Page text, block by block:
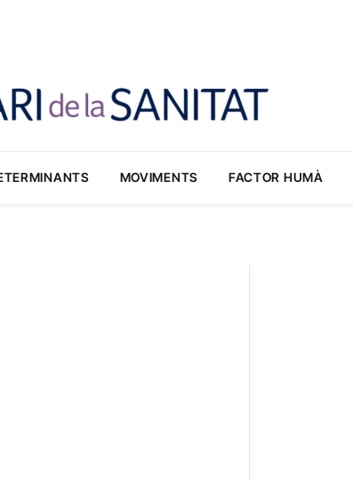
MOVIMENTS FACTOR HUMÀ